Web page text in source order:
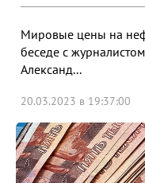
Мировые цены на
беседе с
Александ...
20.03.2023 в 19:37:00